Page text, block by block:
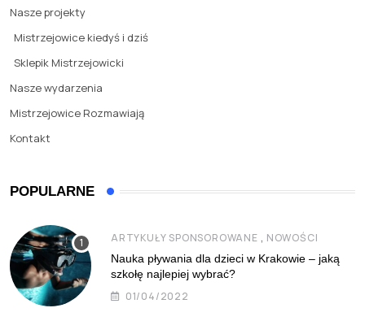
Nasze projekty
Mistrzejowice kiedyś i dziś
Sklepik Mistrzejowicki
Nasze wydarzenia
Mistrzejowice Rozmawiają
Kontakt
POPULARNE
ARTYKUŁY SPONSOROWANE , NOWOŚCI
Nauka pływania dla dzieci w Krakowie – jaką
szkołę najlepiej wybrać?
01/04/2022